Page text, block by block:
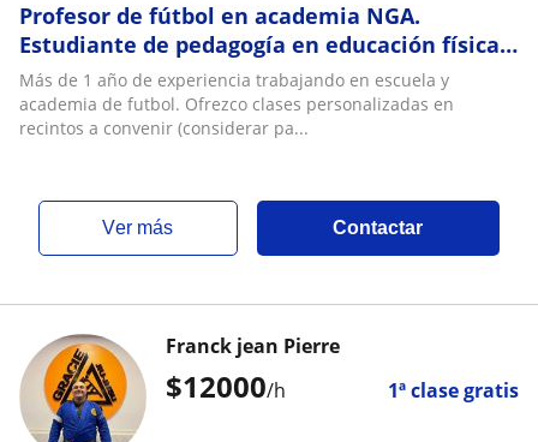
Profesor de fútbol en academia NGA.
Estudiante de pedagogía en educación física
PUCV. Ofrezco clases personalizadas y nexo
con NGA
Más de 1 año de experiencia trabajando en escuela y
academia de futbol. Ofrezco clases personalizadas en
recintos a convenir (considerar pa...
ver más Contactar
$12000/h 1ª clase gratis
Franck jean Pierre